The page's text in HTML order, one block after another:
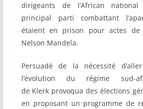
dirigeants de l’African national
principal parti combattant
étaient en prison pour actes de
Nelson Mandela.
Persuadé de la nécessité
l’évolution du régime sud-
de Klerk provoqua des élections
en proposant un programme de